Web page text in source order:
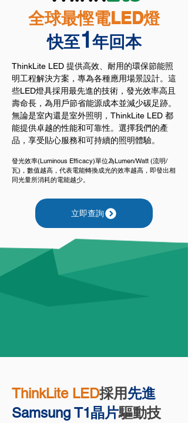
全球最慳電LED燈
快至1年回本
ThinkLite LED 提供高效、耐用的環保節能照
明工程解決方案，專為各種應用場景設計。這
些LED燈具採用最先進的技術，發光效率高且
壽命長，為用戶節省能源成本並減少碳足跡。
無論是室內還是室外照明，ThinkLite LED 都
能提供卓越的性能和可靠性。選擇我們的產
品，享受貼心服務和可持續的照明體驗。
發光效率(Luminous Efficacy)單位為Lumen/Watt (流明/
瓦)，數值越高，代表電能轉換成光的效率越高，即發出相
同光量所消耗的電能越少。
立即查詢
ThinkLite LED採用先進
Samsung T1晶片驅動技